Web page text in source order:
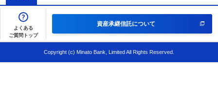
よくある
ご質問トップ
資産承継信託について
Copyright (c) Minato Bank, Limited All Rights Reserved.